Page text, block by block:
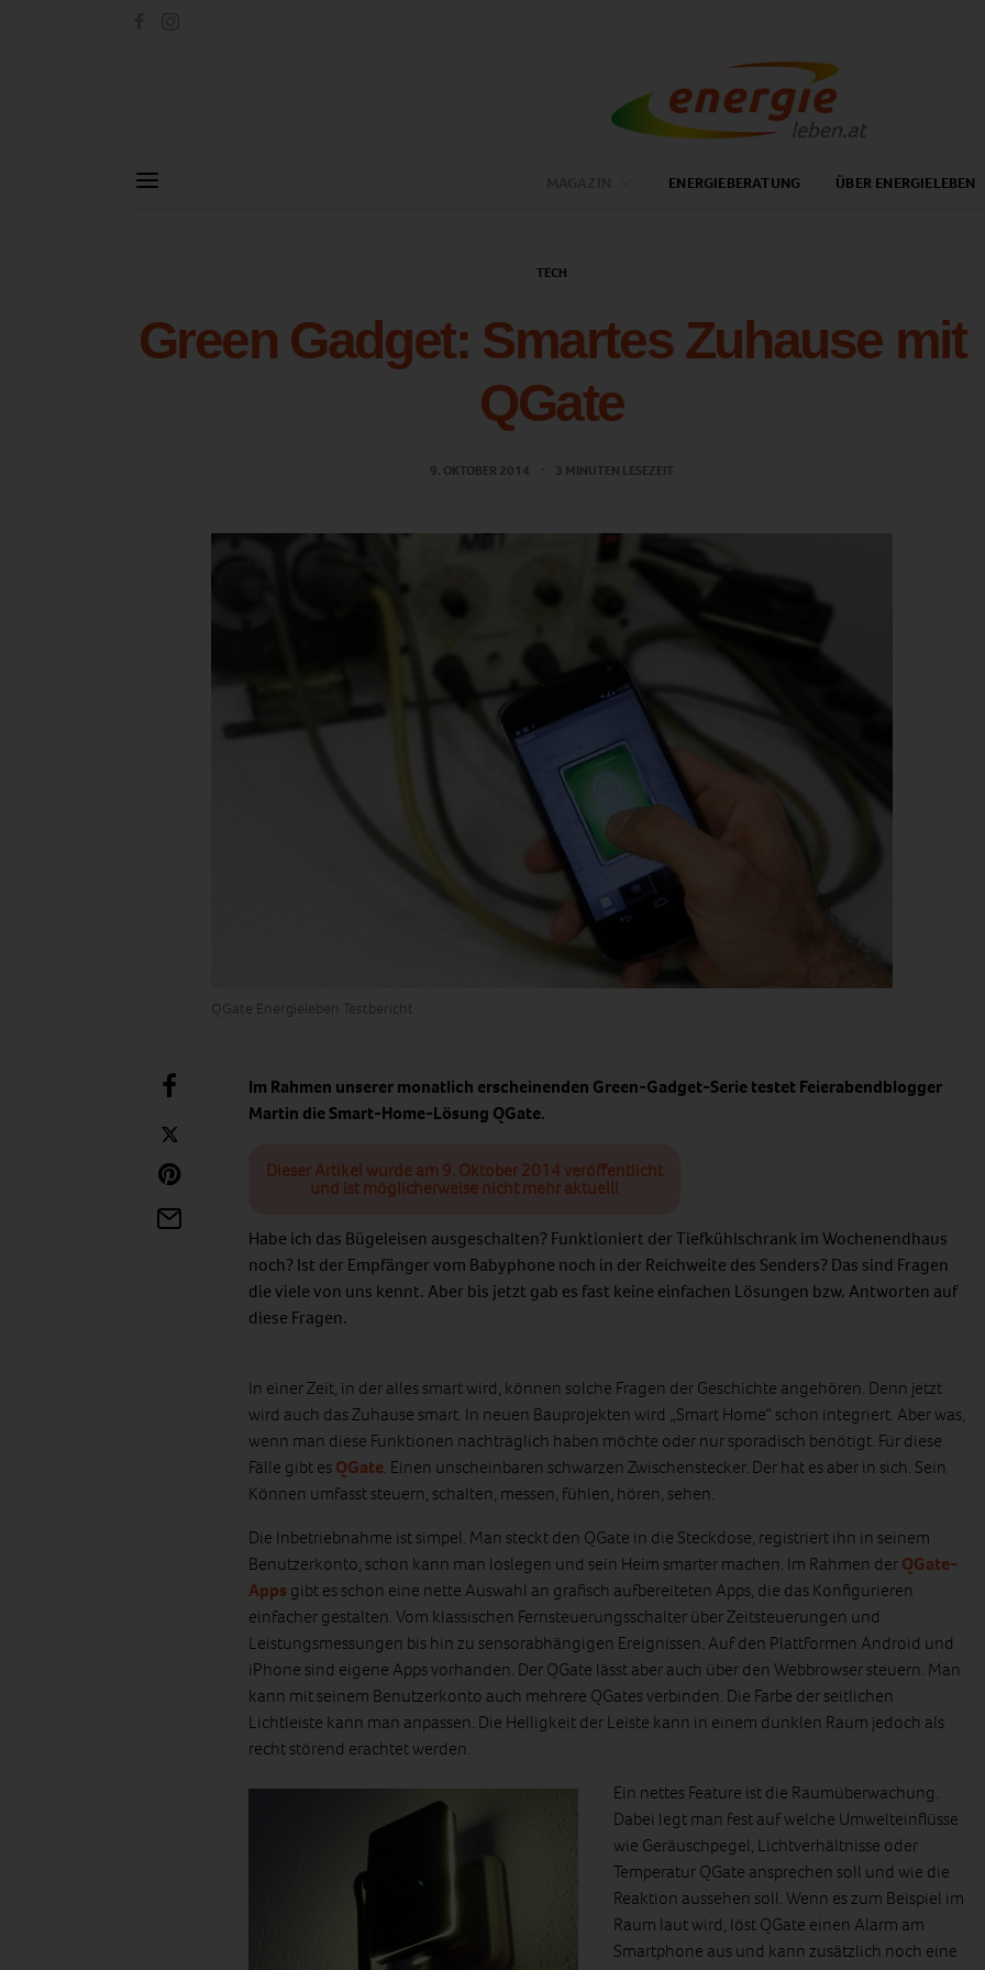
ENERGIEBERATUNG ÜBER ENERGIELEBEN
TECH
Green Gadget: Smartes Zuhause mit
QGate
9. OKTOBER 2014 3 MINUTEN LESEZEIT
QGate Energieleben Testbericht
Im Rahmen unserer monatlich erscheinenden Green-Gadget-Serie testet Feierabendblogger
Martin die Smart-Home-Lösung QGate.
Dieser Artikel wurde am 9. Oktober 2014 veröffentlicht
und ist möglicherweise nicht mehr aktuell!
Habe ich das Bügeleisen ausgeschalten? Funktioniert der Tiefkühlschrank im Wochenendhaus
noch? Ist der Empfänger vom Babyphone noch in der Reichweite des Senders? Das sind Fragen
die viele von uns kennt. Aber bis jetzt gab es fast keine einfachen Lösungen bzw. Antworten auf
diese Fragen.
In einer Zeit, in der alles smart wird, können solche Fragen der Geschichte angehören. Denn jetzt
wird auch das Zuhause smart. In neuen Bauprojekten wird „Smart Home“ schon integriert. Aber was,
wenn man diese Funktionen nachträglich haben möchte oder nur sporadisch benötigt. Für diese
Fälle gibt esQGate. Einen unscheinbaren schwarzen Zwischenstecker. Der hat es aber in sich. Sein
Können umfasst steuern, schalten, messen, fühlen, hören, sehen.
Die Inbetriebnahme ist simpel. Man steckt den QGate in die Steckdose, registriert ihn in seinem
Benutzerkonto, schon kann man loslegen und sein Heim smarter machen. Im Rahmen derQGate-
Apps gibt es schon eine nette Auswahl an grafisch aufbereiteten Apps, die das Konfigurieren
einfacher gestalten. Vom klassischen Fernsteuerungsschalter über Zeitsteuerungen und
Leistungsmessungen bis hin zu sensorabhängigen Ereignissen. Auf den Plattformen Android und
iPhone sind eigene Apps vorhanden. Der QGate lässt aber auch über den Webbrowser steuern. Man
kann mit seinem Benutzerkonto auch mehrere QGates verbinden. Die Farbe der seitlichen
Lichtleiste kann man anpassen. Die Helligkeit der Leiste kann in einem dunklen Raum jedoch als
recht störend erachtet werden.
Ein nettes Feature ist die Raumüberwachung.
Dabei legt man fest auf welche Umwelteinflüsse
wie Geräuschpegel, Lichtverhältnisse oder
Temperatur QGate ansprechen soll und wie die
Reaktion aussehen soll. Wenn es zum Beispiel im
Raum laut wird, löst QGate einen Alarm am
Smartphone aus und kann zusätzlich noch eine